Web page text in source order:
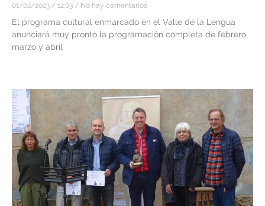
01/02/2023 12:03 No hay comentarios
El programa cultural enmarcado en el Valle de la Lengua
anunciará muy pronto la programación completa de febrero,
marzo y abril